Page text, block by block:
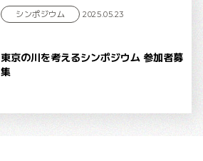
東京の川を考えるシンポジウム 参加者募
集
シンポジウム 2025.05.23